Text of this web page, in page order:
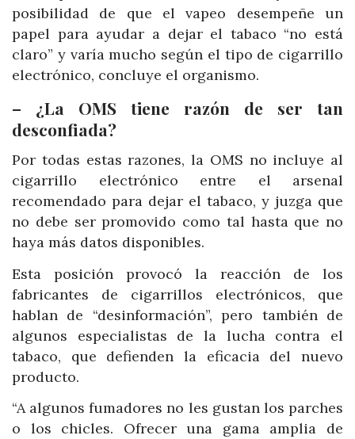
posibilidad de que el vapeo desempeñe un
papel para ayudar a dejar el tabaco “no está
claro” y varía mucho según el tipo de cigarrillo
electrónico, concluye el organismo.
– ¿La OMS tiene razón de ser tan
desconfiada?
Por todas estas razones, la OMS no incluye al
cigarrillo electrónico entre el arsenal
recomendado para dejar el tabaco, y juzga que
no debe ser promovido como tal hasta que no
haya más datos disponibles.
Esta posición provocó la reacción de los
fabricantes de cigarrillos electrónicos, que
hablan de “desinformación”, pero también de
algunos especialistas de la lucha contra el
tabaco, que defienden la eficacia del nuevo
producto.
“A algunos fumadores no les gustan los parches
o los chicles. Ofrecer una gama amplia de